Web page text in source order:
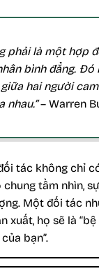
phải là một hợp
bình đẳng. Đó
hai người
nhau.”– Warren
tác không chỉ
chung tầm nhìn,
Một đối tác
xuất, họ sẽ là
bạn”.